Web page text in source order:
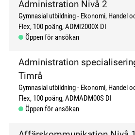
Administration Nivå 2
Gymnasial utbildning
Ekonomi, Handel
Flex 100 poäng ADMI2000X DI
Öppen för ansökan
Administration
Timrå
Gymnasial utbildning
Ekonomi, Handel
Flex 100 poäng ADMADM00S DI
Öppen för ansökan